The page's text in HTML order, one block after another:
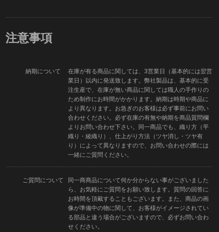
注意事項
納期について
在庫が有る商品に関しては、3営業日（基本的には翌営
業日）以内に発送致します。弊社製品は、基本的に受
注生産で、在庫が無い商品に関しては職人の手作りの
ため制作にお時間がかかります。納期は時期や商品に
より異なります。お急ぎのお客様は必ず事前にお問い
合わせください。必ず在庫の有無や納期を商品質問欄
よりお問い合わせ下さい。同一商品でも、織り方（平
織り・綾織り）、仕上がり方法（ツヤ消し・ツヤ有
り）によって異なりますので、お問い合わせの際には
一緒にご質問ください。
ご質問について
同一商商品について何か分からない事がございました
ら、お気軽にご質問をお願い致します。質問の回答に
お時間を頂戴することもございます。また、商品の画
像が準備中の物に関して、お客様がイメージされてい
る部品と違う場合がございますので、必ずお問い合わ
せください。